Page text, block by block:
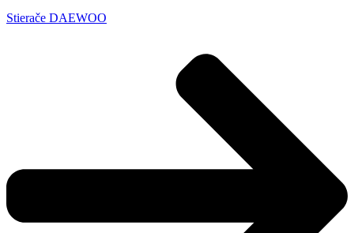
Stierače DAEWOO